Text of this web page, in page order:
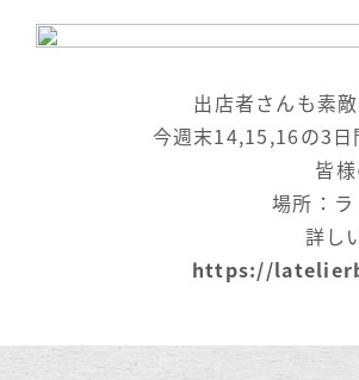
出店者さんも素
今週末14,15,16の3日
皆
場所：
詳し
https://